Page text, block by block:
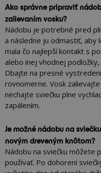
Ako správne pripraviť
zalievaním vosku?
Nádobu je potrebné pred
a následne ju odmastiť, aby
mala čo najlepší kontakt s
alebo inej vhodnej
Dbajte na presné
rovnomerne. Vosk
nechajte sviečku plne
zapálením.
Je možné nádobu na
novým dreveným knôtom?
Nádobu na sviečku môžete
používať. Po dohorení